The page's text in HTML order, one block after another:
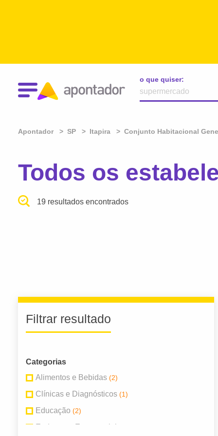
o que quiser:
Apontador SP Itapira Conjunto Habitacional
Todos os
19 resultados encontrados
Filtrar resultado
Categorias
Alimentos e Bebidas (2)
Clínicas e Diagnósticos (1)
Educação (2)
Endereços Empresariais